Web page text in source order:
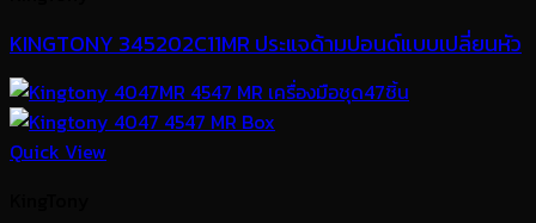
KINGTONY 345202C11MR ประแจด้ามปอนด์แบบเปลี่ยนหัว
Quick View